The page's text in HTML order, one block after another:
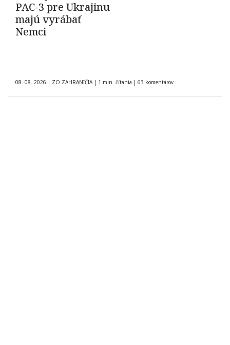
PAC-3 pre Ukrajinu
majú vyrábať
Nemci
08. 08. 2026 | ZO ZAHRANIČIA | 1 min. čítania | 63 komentárov